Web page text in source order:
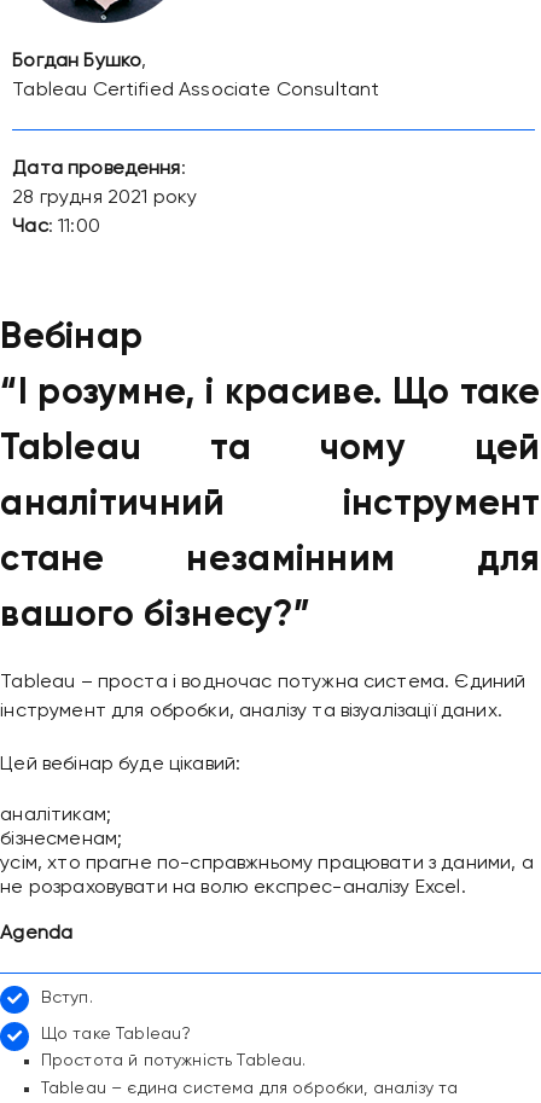
Богдан Бушко,
Tableau Certified Associate Consultant
Дата проведення:
28 грудня 2021 року
Час: 11:00
Вебінар
“І розумне, і красиве. Що таке
Tableau та чому цей
аналітичний інструмент
стане незамінним для
вашого бізнесу?”
Tableau – проста і водночас потужна система. Єдиний
інструмент для обробки, аналізу та візуалізації даних.
Цей вебінар буде цікавий:
аналітикам;
бізнесменам;
усім, хто прагне по-справжньому працювати з даними, а
не розраховувати на волю експрес-аналізу Excel.
Agenda
Вступ.
Що таке Tableau?
Простота й потужність Tableau.
Tableau – єдина система для обробки, аналізу та
Привіт 👋, чим тобі допомогти?
Надіслати повідомлення